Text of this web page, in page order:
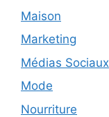
Maison
Marketing
Médias Sociaux
Mode
Nourriture